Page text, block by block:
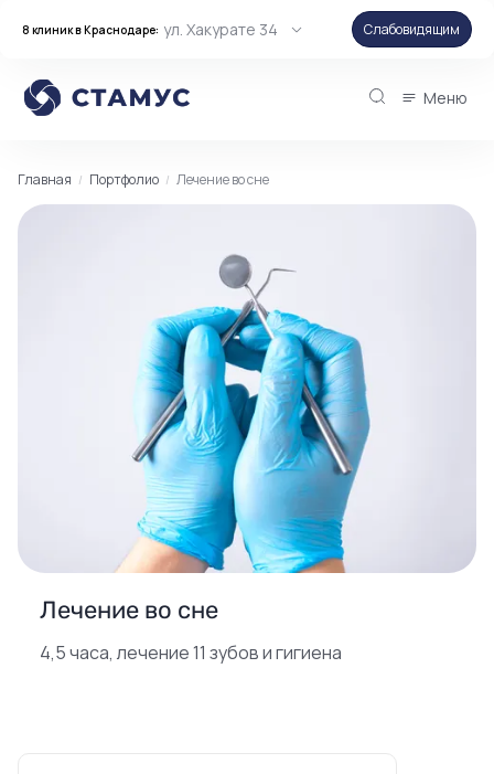
8 клиник в Краснодаре: ул. Хакурате 34 Слабовидящим
Меню
Главная Портфолио Лечение во сне
Лечение во сне
4,5 часа, лечение 11 зубов и гигиена